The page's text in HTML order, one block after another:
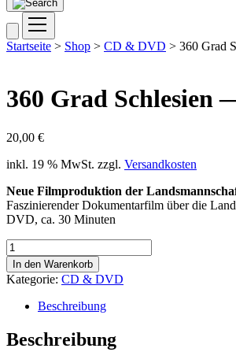
Startseite > Shop > CD & DVD > 360 Grad
360 Grad Schlesien
20,00 €
inkl. 19 % MwSt. zzgl. Versandkosten
Neue Filmproduktion der
Faszinierender Dokumentarfilm über die
DVD, ca. 30 Minuten
360
Grad
Schlesien
-
das
verbindet
In den Warenkorb
Kategorie: CD & DVD
Beschreibung
Beschreibung